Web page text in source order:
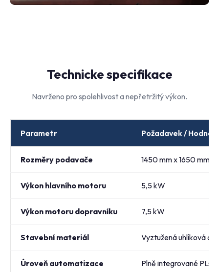
Technicke specifikace
Navrženo pro spolehlivost a nepřetržitý výkon.
Parametr Požadavek /
Rozměry podavače 1450 mm x 1650 mm
Výkon hlavního motoru 5,5 kW
Výkon motoru dopravníku 7,5 kW
Stavební materiál Vyztužená uhlíková
Úroveň automatizace Plně integrované PLC